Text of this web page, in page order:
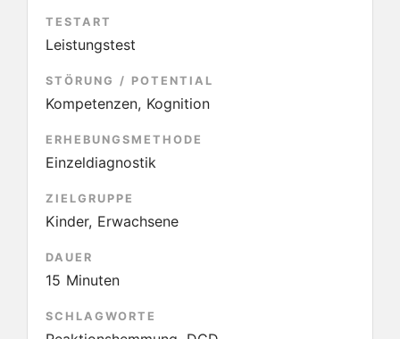
TESTART
Leistungstest
STÖRUNG / POTENTIAL
Kompetenzen, Kognition
ERHEBUNGSMETHODE
Einzeldiagnostik
ZIELGRUPPE
Kinder, Erwachsene
DAUER
15 Minuten
SCHLAGWORTE